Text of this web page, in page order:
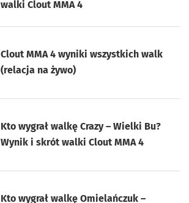
walki Clout MMA 4
Clout MMA 4 wyniki wszystkich walk
(relacja na żywo)
Kto wygrał walkę Crazy – Wielki Bu?
Wynik i skrót walki Clout MMA 4
Kto wygrał walkę Omielańczuk –